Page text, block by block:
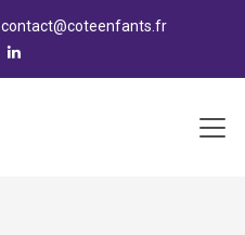
contact@coteenfants.fr